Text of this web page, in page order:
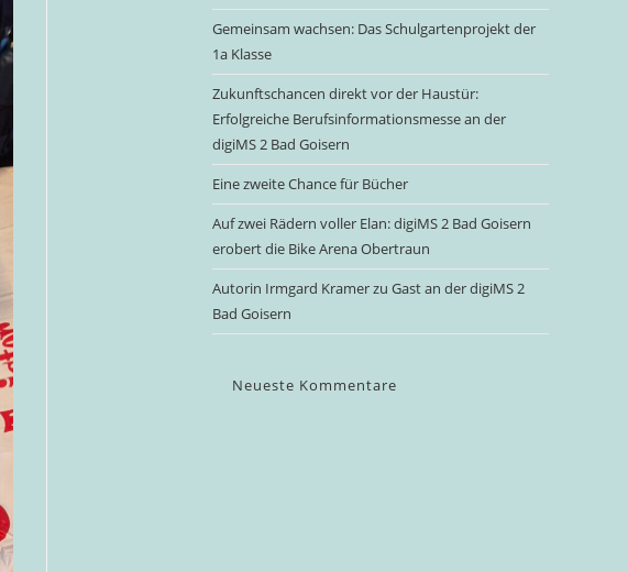
Gemeinsam wachsen: Das Schulgartenprojekt der
1a Klasse
Zukunftschancen direkt vor der Haustür:
Erfolgreiche Berufsinformationsmesse an der
digiMS 2 Bad Goisern
Eine zweite Chance für Bücher
Auf zwei Rädern voller Elan: digiMS 2 Bad Goisern
erobert die Bike Arena Obertraun
Autorin Irmgard Kramer zu Gast an der digiMS 2
Bad Goisern
Neueste Kommentare